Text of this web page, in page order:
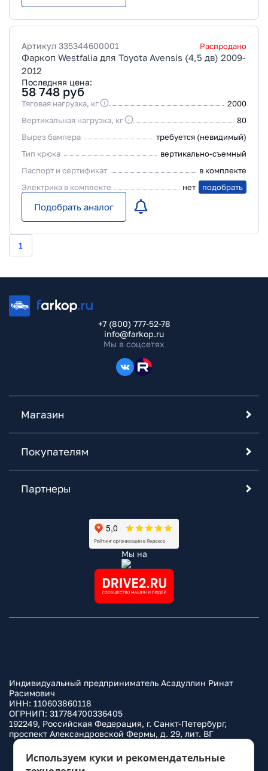
Артикул 335344600001 Распродано
Фаркоп Westfalia для Toyota Avensis (4,5 дв) 2009-
2012
Последняя цена:
58 748 руб
Тяговая нагрузка, кг
2000
Вертикальная нагрузка, кг
80
Вырез бампера
требуется (невидимый)
Тип крюка
вертикально-съемный
Паспорт и сертификат
в комплекте
Электрика в комплекте
нет подобрать
Подобрать аналог
1
+7 (800) 777-52-78
info@farkop.ru
Мы в соцсетях
Магазин
Покупателям
Партнеры
Мы на
Индивидуальный предприниматель Асадуллин Ринат
Расимович
ИНН: 110603860118
ОГРНИП: 317784700336405
192249, Российская Федерация, г. Санкт-Петербург,
проспект Александровской Фермы, д. 29, лит. ВГ
Политика конфиденциальности
Используем куки и рекомендательные